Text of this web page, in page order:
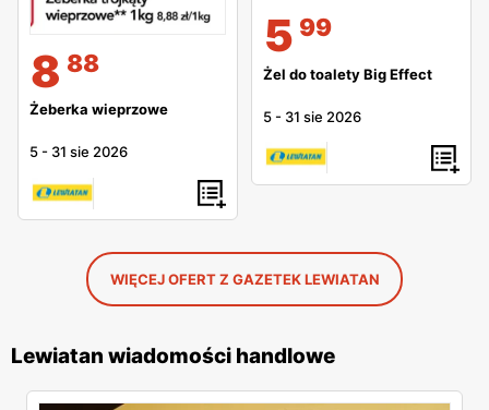
8 88
Żeberka wieprzowe
5 - 31 sie 2026
5 99
Żel do toalety Big Effect
5 - 31 sie 2026
WIĘCEJ OFERT Z GAZETEK LEWIATAN
Lewiatan wiadomości handlowe